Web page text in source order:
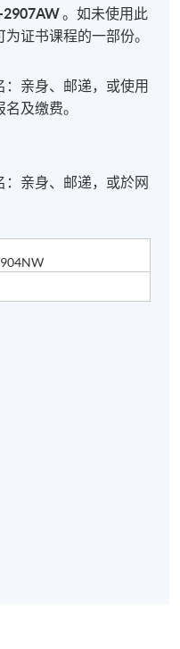
2907AW 。如未使用此
证书课程的一部份。
亲身、邮递，或使用
及缴费。
亲身、邮递，或於网